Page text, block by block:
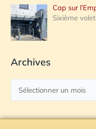
Cap sur
Sixième
Archives